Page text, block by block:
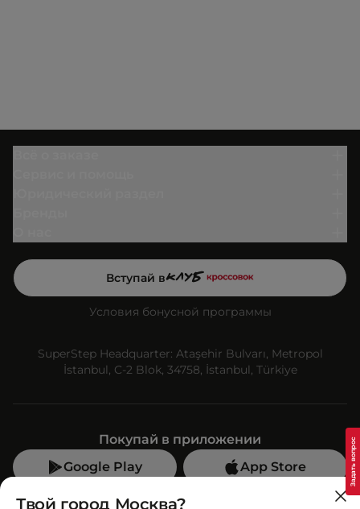
Вступай в
Условия бонусной программы
SuperStep Headquarter: Ataşehir Bulvarı, Metropol
İstanbul, C-2 Blok, 34758, İstanbul, Türkiye
Покупай в приложении
Google Play
App Store
Мы в социальных сетях
Твой город Москва?